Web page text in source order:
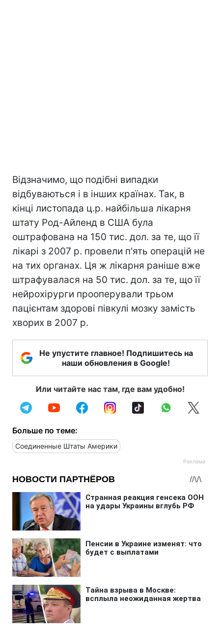
Відзначимо, що подібні випадки
відбуваються і в інших країнах. Так, в
кінці листопада ц.р. найбільша лікарня
штату Род-Айленд в США була
оштрафована на 150 тис. дол. за те, що її
лікарі з 2007 р. провели п'ять операцій не
на тих органах. Ця ж лікарня раніше вже
штрафувалася на 50 тис. дол. за те, що її
нейрохірурги прооперували трьом
пацієнтам здорові півкулі мозку замість
хворих в 2007 р.
Не упустите главное! Подпишитесь на
наши обновления в Google!
Или читайте нас там, где вам удобно!
Больше по теме:
Соединенные Штаты Америки